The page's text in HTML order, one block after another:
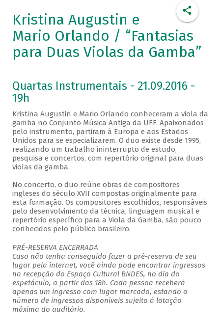
Kristina Augustin e
Mario Orlando / “Fantasias
para Duas Violas da Gamba”
Quartas Instrumentais - 21.09.2016 -
19h
Kristina Augustin e Mario Orlando conheceram a viola da
gamba no Conjunto Música Antiga da UFF. Apaixonados
pelo instrumento, partiram à Europa e aos Estados
Unidos para se especializarem. O duo existe desde 1995,
realizando um trabalho ininterrupto de estudo,
pesquisa e concertos, com repertório original para duas
violas da gamba.
No concerto, o duo reúne obras de compositores
ingleses do século XVII compostas originalmente para
esta formação. Os compositores escolhidos, responsáveis
pelo desenvolvimento da técnica, linguagem musical e
repertório específico para a Viola da Gamba, são pouco
conhecidos pelo público brasileiro.
PRÉ-RESERVA ENCERRADA
Caso não tenha conseguido fazer a pré-reserva de seu
lugar pela internet, você ainda pode encontrar ingressos
na recepção do Espaço Cultural BNDES, no dia do
espetáculo, a partir das 18h. Cada pessoa receberá
apenas um ingresso com lugar marcado, estando o
número de ingressos disponíveis sujeito à lotação
máxima do auditório.